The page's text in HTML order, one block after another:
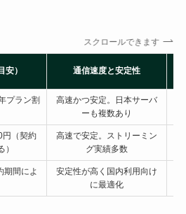
スクロールできます
安） 通信速度と安定性
プラン割
高速かつ安定。日本サーバ
ーも複数あり
円（契約
）
高速で安定。ストリーミン
グ実績多数
期間によ
安定性が高く国内利用向け
に最適化